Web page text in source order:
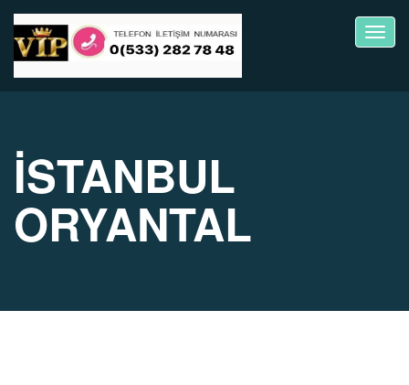
İSTANBUL
ORYANTAL